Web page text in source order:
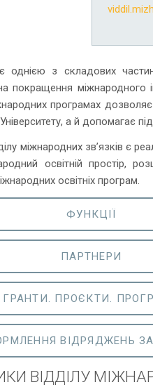
однією з складових
покращення міжнародного
програмах
а й допомагає
міжнародних зв’язків є
освітній простір,
освітніх програм.
ФУНКЦІЇ
ПАРТНЕРИ
ГРАНТИ. ПРОЄКТИ.
ВІДРЯДЖЕНЬ
ВІДДІЛУ